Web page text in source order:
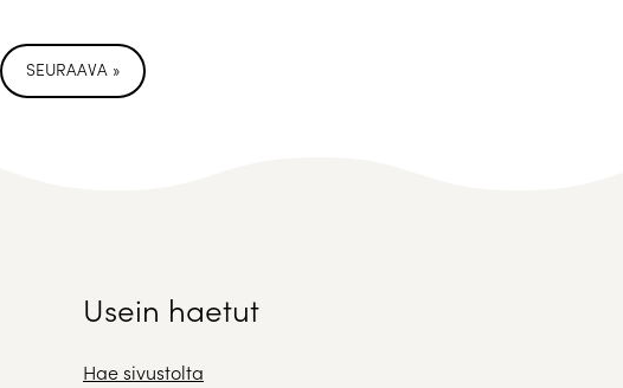
SEURAAVA »
Usein haetut
Hae sivustolta